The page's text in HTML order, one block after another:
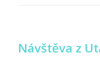
Návštěva z